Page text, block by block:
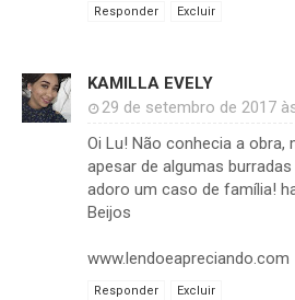
Responder Excluir
KAMILLA EVELY
29 de setembro de 2017
Oi Lu! Não conhecia a obra,
apesar de algumas
adoro um caso de família!
Beijos
www.lendoeapreciando.com
Responder Excluir